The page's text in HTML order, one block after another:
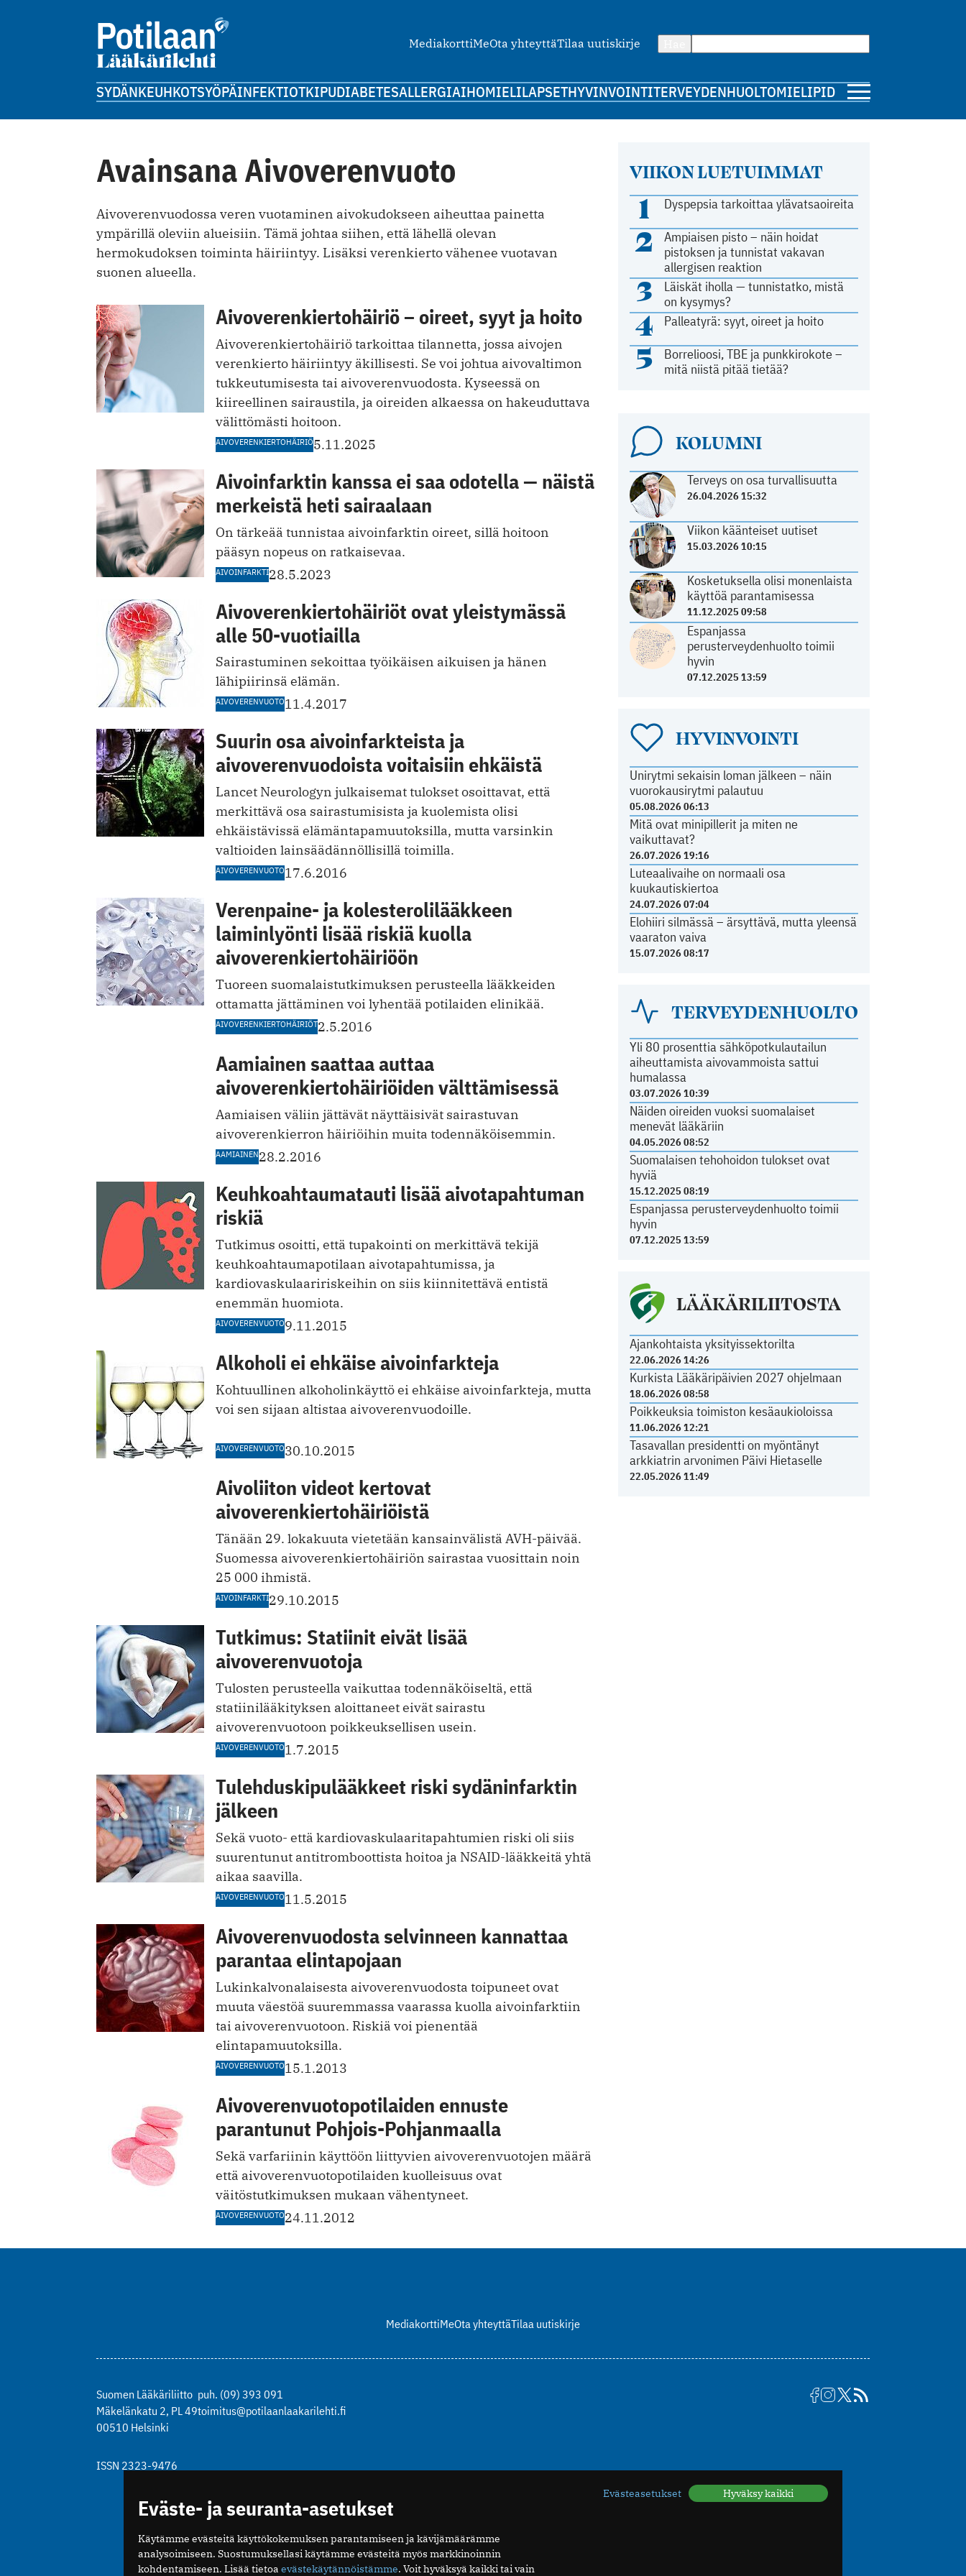
MediakorttiMeOta yhteyttäTilaa uutiskirje
SYDÄNKEUHKOTSYÖPÄINFEKTIOTKIPUDIABETESALLERGIAIHOMIELILAPSETHYVINVOINTITERVEYDENHUOLTOMIELIPIDE
Avainsana Aivoverenvuoto
Aivoverenvuodossa veren vuotaminen aivokudokseen aiheuttaa painetta
ympärillä oleviin alueisiin. Tämä johtaa siihen, että lähellä olevan
hermokudoksen toiminta häiriintyy. Lisäksi verenkierto vähenee vuotavan
suonen alueella.
Aivoverenkiertohäiriö – oireet, syyt ja hoito
Aivoverenkiertohäiriö tarkoittaa tilannetta, jossa aivojen
verenkierto häiriintyy äkillisesti. Se voi johtua aivovaltimon
tukkeutumisesta tai aivoverenvuodosta. Kyseessä on
kiireellinen sairaustila, ja oireiden alkaessa on hakeuduttava
välittömästi hoitoon.
AIVOVERENKIERTOHÄIRIÖ5.11.2025
Aivoinfarktin kanssa ei saa odotella — näistä
merkeistä heti sairaalaan
On tärkeää tunnistaa aivoinfarktin oireet, sillä hoitoon
pääsyn nopeus on ratkaisevaa.
AIVOINFARKTI28.5.2023
Aivoverenkiertohäiriöt ovat yleistymässä
alle 50-vuotiailla
Sairastuminen sekoittaa työikäisen aikuisen ja hänen
lähipiirinsä elämän.
AIVOVERENVUOTO11.4.2017
Suurin osa aivoinfarkteista ja
aivoverenvuodoista voitaisiin ehkäistä
Lancet Neurologyn julkaisemat tulokset osoittavat, että
merkittävä osa sairastumisista ja kuolemista olisi
ehkäistävissä elämäntapamuutoksilla, mutta varsinkin
valtioiden lainsäädännöllisillä toimilla.
AIVOVERENVUOTO17.6.2016
Verenpaine- ja kolesterolilääkkeen
laiminlyönti lisää riskiä kuolla
aivoverenkiertohäiriöön
Tuoreen suomalaistutkimuksen perusteella lääkkeiden
ottamatta jättäminen voi lyhentää potilaiden elinikää.
AIVOVERENKIERTOHÄIRIÖT2.5.2016
Aamiainen saattaa auttaa
aivoverenkiertohäiriöiden välttämisessä
Aamiaisen väliin jättävät näyttäisivät sairastuvan
aivoverenkierron häiriöihin muita todennäköisemmin.
AAMIAINEN28.2.2016
Keuhkoahtaumatauti lisää aivotapahtuman
riskiä
Tutkimus osoitti, että tupakointi on merkittävä tekijä
keuhkoahtaumapotilaan aivotapahtumissa, ja
kardiovaskulaaririskeihin on siis kiinnitettävä entistä
enemmän huomiota.
AIVOVERENVUOTO9.11.2015
Alkoholi ei ehkäise aivoinfarkteja
Kohtuullinen alkoholinkäyttö ei ehkäise aivoinfarkteja, mutta
voi sen sijaan altistaa aivoverenvuodoille.
AIVOVERENVUOTO30.10.2015
Aivoliiton videot kertovat
aivoverenkiertohäiriöistä
Tänään 29. lokakuuta vietetään kansainvälistä AVH-päivää.
Suomessa aivoverenkiertohäiriön sairastaa vuosittain noin
25 000 ihmistä.
AIVOINFARKTI29.10.2015
Tutkimus: Statiinit eivät lisää
aivoverenvuotoja
Tulosten perusteella vaikuttaa todennäköiseltä, että
statiinilääkityksen aloittaneet eivät sairastu
aivoverenvuotoon poikkeuksellisen usein.
AIVOVERENVUOTO1.7.2015
Tulehduskipulääkkeet riski sydäninfarktin
jälkeen
Sekä vuoto- että kardiovaskulaaritapahtumien riski oli siis
suurentunut antitromboottista hoitoa ja NSAID-lääkkeitä yhtä
aikaa saavilla.
AIVOVERENVUOTO11.5.2015
Aivoverenvuodosta selvinneen kannattaa
parantaa elintapojaan
Lukinkalvonalaisesta aivoverenvuodosta toipuneet ovat
muuta väestöä suuremmassa vaarassa kuolla aivoinfarktiin
tai aivoverenvuotoon. Riskiä voi pienentää
elintapamuutoksilla.
AIVOVERENVUOTO15.1.2013
Aivoverenvuotopotilaiden ennuste
parantunut Pohjois-Pohjanmaalla
Sekä varfariinin käyttöön liittyvien aivoverenvuotojen määrä
että aivoverenvuotopotilaiden kuolleisuus ovat
väitöstutkimuksen mukaan vähentyneet.
AIVOVERENVUOTO24.11.2012
VIIKON LUETUIMMAT
1 Dyspepsia tarkoittaa ylävatsaoireita
2
Ampiaisen pisto – näin hoidat
pistoksen ja tunnistat vakavan
allergisen reaktion
3
Läiskät iholla — tunnistatko, mistä
on kysymys?
4 Palleatyrä: syyt, oireet ja hoito
5
Borrelioosi, TBE ja punkkirokote –
mitä niistä pitää tietää?
KOLUMNI
Terveys on osa turvallisuutta
26.04.2026 15:32
Viikon käänteiset uutiset
15.03.2026 10:15
Kosketuksella olisi monenlaista
käyttöä parantamisessa
11.12.2025 09:58
Espanjassa
perusterveydenhuolto toimii
hyvin
07.12.2025 13:59
HYVINVOINTI
Unirytmi sekaisin loman jälkeen – näin
vuorokausirytmi palautuu
05.08.2026 06:13
Mitä ovat minipillerit ja miten ne
vaikuttavat?
26.07.2026 19:16
Luteaalivaihe on normaali osa
kuukautiskiertoa
24.07.2026 07:04
Elohiiri silmässä – ärsyttävä, mutta yleensä
vaaraton vaiva
15.07.2026 08:17
TERVEYDENHUOLTO
Yli 80 prosenttia sähköpotkulautailun
aiheuttamista aivovammoista sattui
humalassa
03.07.2026 10:39
Näiden oireiden vuoksi suomalaiset
menevät lääkäriin
04.05.2026 08:52
Suomalaisen tehohoidon tulokset ovat
hyviä
15.12.2025 08:19
Espanjassa perusterveydenhuolto toimii
hyvin
07.12.2025 13:59
LÄÄKÄRILIITOSTA
Ajankohtaista yksityissektorilta
22.06.2026 14:26
Kurkista Lääkäripäivien 2027 ohjelmaan
18.06.2026 08:58
Poikkeuksia toimiston kesäaukioloissa
11.06.2026 12:21
Tasavallan presidentti on myöntänyt
arkkiatrin arvonimen Päivi Hietaselle
22.05.2026 11:49
MediakorttiMeOta yhteyttäTilaa uutiskirje
Suomen Lääkäriliitto
Mäkelänkatu 2, PL 49
00510 Helsinki
puh. (09) 393 091
toimitus@potilaanlaakarilehti.fi
ISSN 2323-9476
Eväste- ja seuranta-asetukset
Käytämme evästeitä käyttökokemuksen parantamiseen ja kävijämäärämme
analysoimiseen. Suostumuksellasi käytämme evästeitä myös markkinoinnin
kohdentamiseen. Lisää tietoa evästekäytännöistämme. Voit hyväksyä kaikki tai vain
Evästeasetukset Hyväksy kaikki